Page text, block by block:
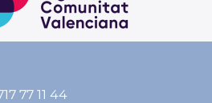
77 11 44